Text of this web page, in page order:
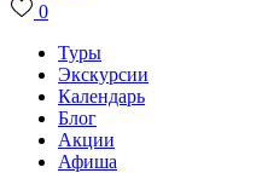
0
Туры
Экскурсии
Календарь
Блог
Акции
Афиша